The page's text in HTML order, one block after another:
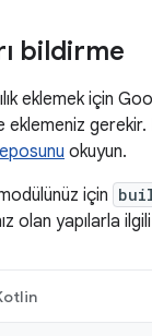
bildirme
eklemek için
eklemeniz
okuyun.
için
olan yapılarla ilgili